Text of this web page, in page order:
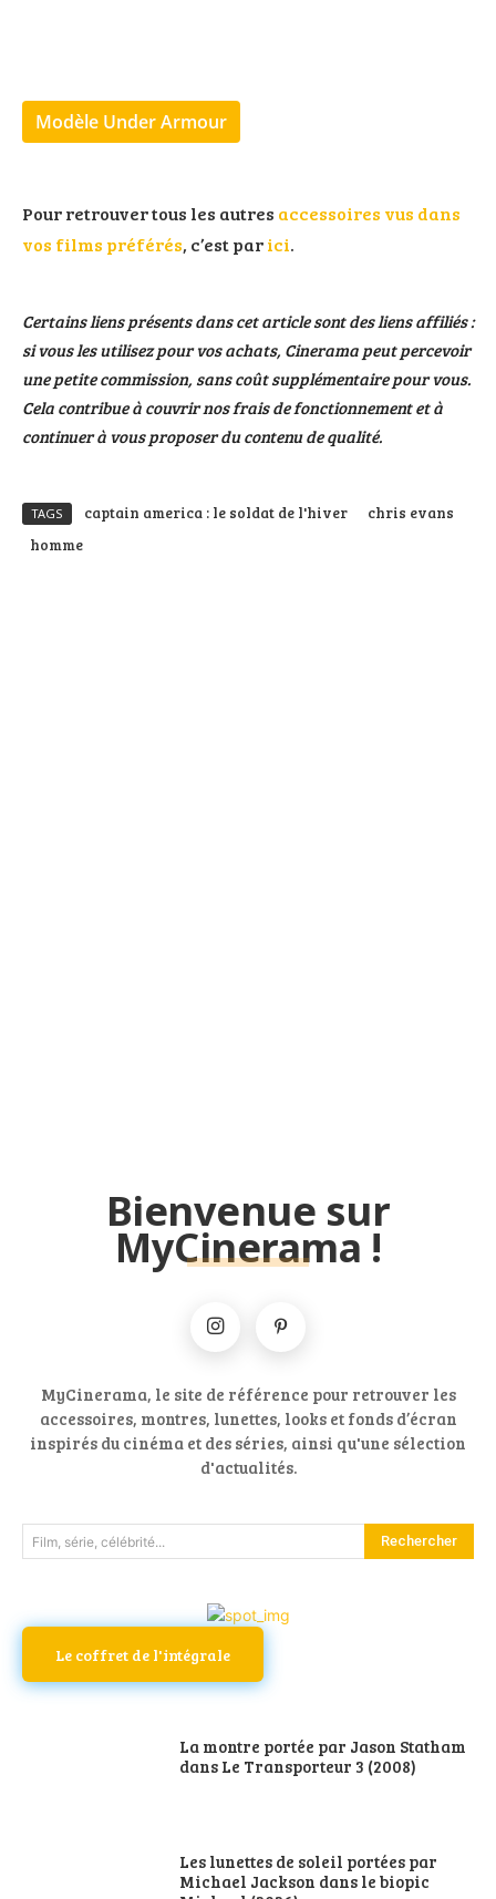
Modèle Under Armour
Pour retrouver tous les autres accessoires vus dans
vos films préférés, c’est parici.
Certains liens présents dans cet article sont des liens affiliés :
si vous les utilisez pour vos achats, Cinerama peut percevoir
une petite commission, sans coût supplémentaire pour vous.
Cela contribue à couvrir nos frais de fonctionnement et à
continuer à vous proposer du contenu de qualité.
TAGS captain america : le soldat de l'hiver
chris evans
homme
Bienvenue sur
MyCinerama !
MyCinerama, le site de référence pour retrouver les
accessoires, montres, lunettes, looks et fonds d’écran
inspirés du cinéma et des séries, ainsi qu'une sélection
d'actualités.
Film, série, célébrité... Rechercher
Le coffret de l'intégrale
La montre portée par Jason Statham
dans Le Transporteur 3 (2008)
Les lunettes de soleil portées par
Michael Jackson dans le biopic